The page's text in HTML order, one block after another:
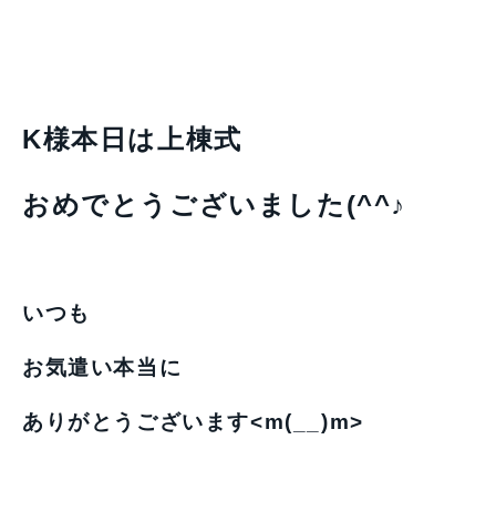
K様本日は上棟式
おめでとうございました(^^♪
いつも
お気遣い本当に
ありがとうございます<m(__)m>